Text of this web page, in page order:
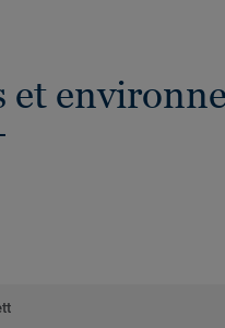
et